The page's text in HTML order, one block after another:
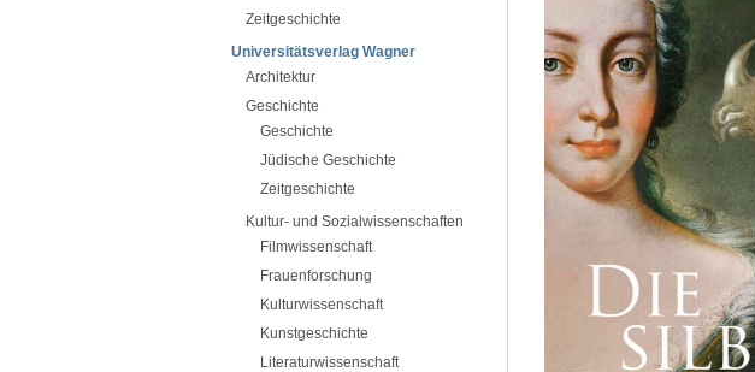
Zeitgeschichte
Universitätsverlag Wagner
Architektur
Geschichte
Geschichte
Jüdische Geschichte
Zeitgeschichte
Kultur- und Sozialwissenschaften
Filmwissenschaft
Frauenforschung
Kulturwissenschaft
Kunstgeschichte
Literaturwissenschaft